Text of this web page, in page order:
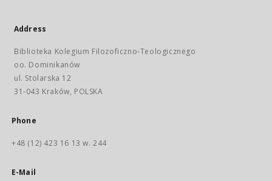
Address
Biblioteka Kolegium Filozoficzno-Teologicznego
oo. Dominikanów
ul. Stolarska 12
31-043 Kraków, POLSKA
Phone
+48 (12) 423 16 13 w. 244
E-Mail